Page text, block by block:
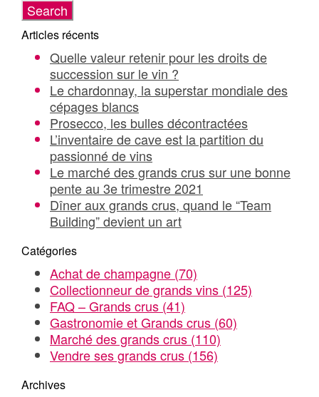
Articles récents
Quelle valeur retenir pour les droits de
succession sur le vin ?
Le chardonnay, la superstar mondiale des
cépages blancs
Prosecco, les bulles décontractées
L’inventaire de cave est la partition du
passionné de vins
Le marché des grands crus sur une bonne
pente au 3e trimestre 2021
Dîner aux grands crus, quand le “Team
Building” devient un art
Catégories
Achat de champagne (70)
Collectionneur de grands vins (125)
FAQ – Grands crus (41)
Gastronomie et Grands crus (60)
Marché des grands crus (110)
Vendre ses grands crus (156)
Archives